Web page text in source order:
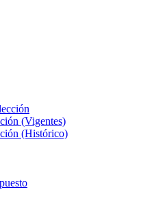
(Vigentes)
(Histórico)